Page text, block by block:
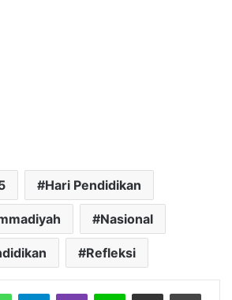
Hari Pendidikan
Nasional
Refleksi
Telegram